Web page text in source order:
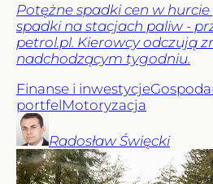
Potężne spadki cen w hurcie
spadki na stacjach paliw -
petrol.pl. Kierowcy odczują
nadchodzącym tygodniu.
Finanse i inwestycje
portfelMotoryzacja
Radosław Święcki